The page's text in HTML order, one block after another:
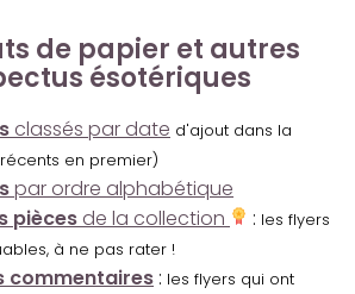
de papier et autres
ésotériques
classés par date d'ajout dans la
en premier)
par ordre alphabétique
pièces de la collection : les flyers
à ne pas rater !
commentaires : les flyers qui ont